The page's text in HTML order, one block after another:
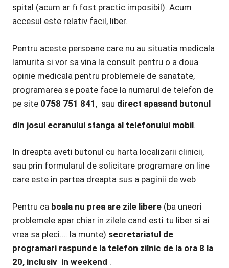
spital (acum ar fi fost practic imposibil). Acum
accesul este relativ facil, liber.
Pentru aceste persoane care nu au situatia medicala
lamurita si vor sa vina la consult pentru o a doua
opinie medicala pentru problemele de sanatate,
programarea se poate face la numarul de telefon de
pe site 0758 751 841 , sau direct apasand butonul
din josul ecranului stanga al telefonului mobil.
In dreapta aveti butonul cu harta localizarii clinicii,
sau prin formularul de solicitare programare on line
care este in partea dreapta sus a paginii de web
Pentru ca boala nu prea are zile libere (ba uneori
problemele apar chiar in zilele cand esti tu liber si ai
vrea sa pleci…. la munte) secretariatul de
programari raspunde la telefon zilnic de la ora 8 la
20, inclusiv in weekend .